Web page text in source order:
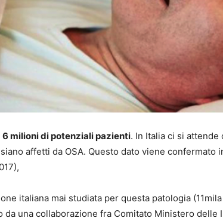
milioni di potenziali pazienti. In Italia ci si
affetti da OSA. Questo dato viene confermato
italiana mai studiata per questa patologia
da una collaborazione fra Comitato Ministero delle